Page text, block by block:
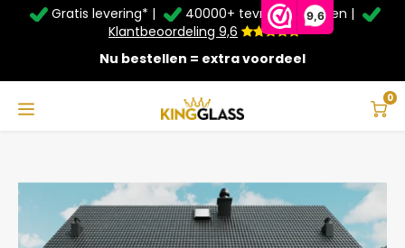
9,6
Service & Contact
Bezorging
Afhalen
Taal
Gratis levering* |
40000+ tevreden klanten |
Klantbeoordeling 9,6
Nu bestellen = extra voordeel
0
Zomer Deals: Tot 20% kortingop schuifwanden en
veranda's +€20extra kassa korting*
Veranda | Polycarbonaat | Antraciet | 11.06 x 2.5 meter